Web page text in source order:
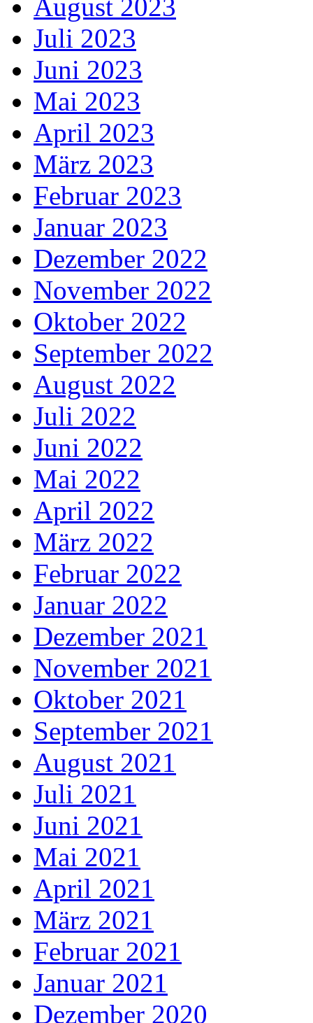
August 2023
Juli 2023
Juni 2023
Mai 2023
April 2023
März 2023
Februar 2023
Januar 2023
Dezember 2022
November 2022
Oktober 2022
September 2022
August 2022
Juli 2022
Juni 2022
Mai 2022
April 2022
März 2022
Februar 2022
Januar 2022
Dezember 2021
November 2021
Oktober 2021
September 2021
August 2021
Juli 2021
Juni 2021
Mai 2021
April 2021
März 2021
Februar 2021
Januar 2021
Dezember 2020